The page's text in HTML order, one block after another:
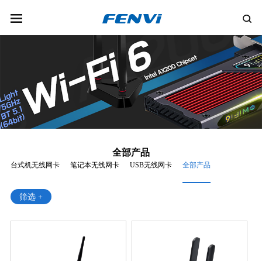
全部产品
台式机无线网卡 笔记本无线网卡 USB无线网卡 全部产品
筛选 +